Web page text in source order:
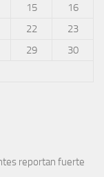
15
16
22
23
29
30
reportan fuerte